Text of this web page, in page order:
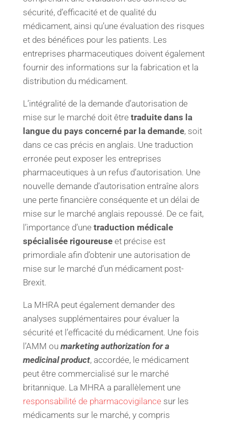
sécurité, d’efficacité et de qualité du
médicament, ainsi qu’une évaluation des risques
et des bénéfices pour les patients. Les
entreprises pharmaceutiques doivent également
fournir des informations sur la fabrication et la
distribution du médicament.
L’intégralité de la demande d’autorisation de
mise sur le marché doit êtretraduite dans la
langue du pays concerné par la demande, soit
dans ce cas précis en anglais. Une traduction
erronée peut exposer les entreprises
pharmaceutiques à un refus d’autorisation. Une
nouvelle demande d’autorisation entraîne alors
une perte financière conséquente et un délai de
mise sur le marché anglais repoussé. De ce fait,
l’importance d’une traduction médicale
spécialisée rigoureuseet précise est
primordiale afin d’obtenir une autorisation de
mise sur le marché d’un médicament post-
Brexit.
La MHRA peut également demander des
analyses supplémentaires pour évaluer la
sécurité et l’efficacité du médicament. Une fois
l’AMM ou marketing authorization for a
medicinal product, accordée, le médicament
peut être commercialisé sur le marché
britannique. La MHRA a parallèlement une
responsabilité de pharmacovigilancesur les
médicaments sur le marché, y compris